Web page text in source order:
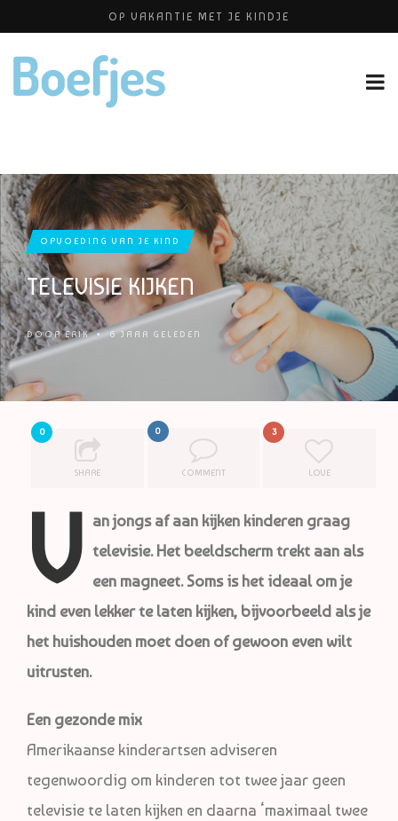
OP VAKANTIE MET JE KINDJE
BABYBLOEI
OPVOEDING VAN JE KIND
TELEVISIE KIJKEN
DOORERIK • 6 JAAR GELEDEN
0
SHARE
0
COMMENT
3
LOVE
V an jongs af aan kijken kinderen graag
televisie. Het beeldscherm trekt aan als
een magneet. Soms is het ideaal om je
kind even lekker te laten kijken, bijvoorbeeld als je
het huishouden moet doen of gewoon even wilt
uitrusten.
Een gezonde mix
Amerikaanse kinderartsen adviseren
tegenwoordig om kinderen tot twee jaar geen
televisie te laten kijken en daarna ‘maximaal twee